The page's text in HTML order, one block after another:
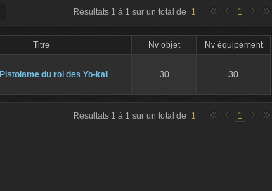
Résultats 1 à 1 sur un total de 1 1
Titre Nv objet Nv équipement
Pistolame du roi des Yo-kai 30 30
Résultats 1 à 1 sur un total de 1 1